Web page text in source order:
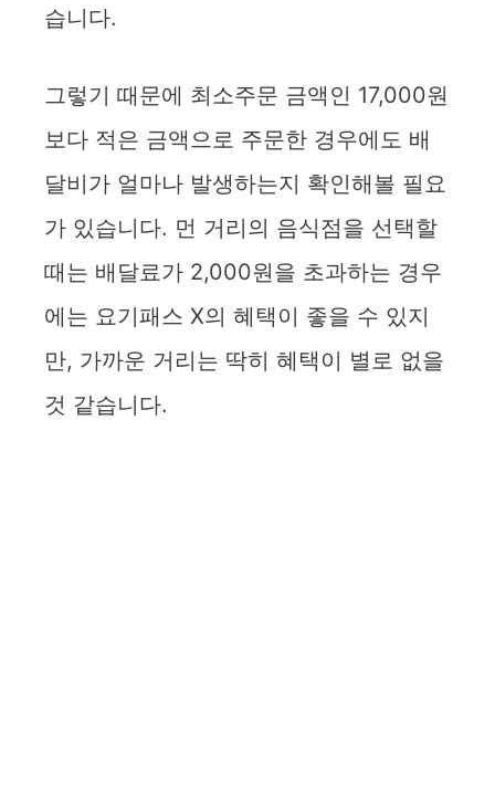
습니다.
그렇기 때문에 최소주문 금액인 17,000원
보다 적은 금액으로 주문한 경우에도 배
달비가 얼마나 발생하는지 확인해볼 필요
가 있습니다. 먼 거리의 음식점을 선택할
때는 배달료가 2,000원을 초과하는 경우
에는 요기패스 X의 혜택이 좋을 수 있지
만, 가까운 거리는 딱히 혜택이 별로 없을
것 같습니다.